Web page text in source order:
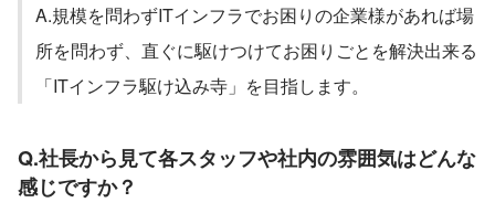
A.規模を問わずITインフラでお困りの企業様があれば場
所を問わず、直ぐに駆けつけてお困りごとを解決出来る
「ITインフラ駆け込み寺」を目指します。
Q.社長から見て各スタッフや社内の雰囲気はどんな
感じですか？